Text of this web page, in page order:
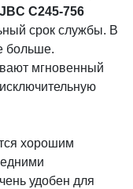
JBC C245-756
срок службы. В
больше.
мгновенный
хорошим
удобен для